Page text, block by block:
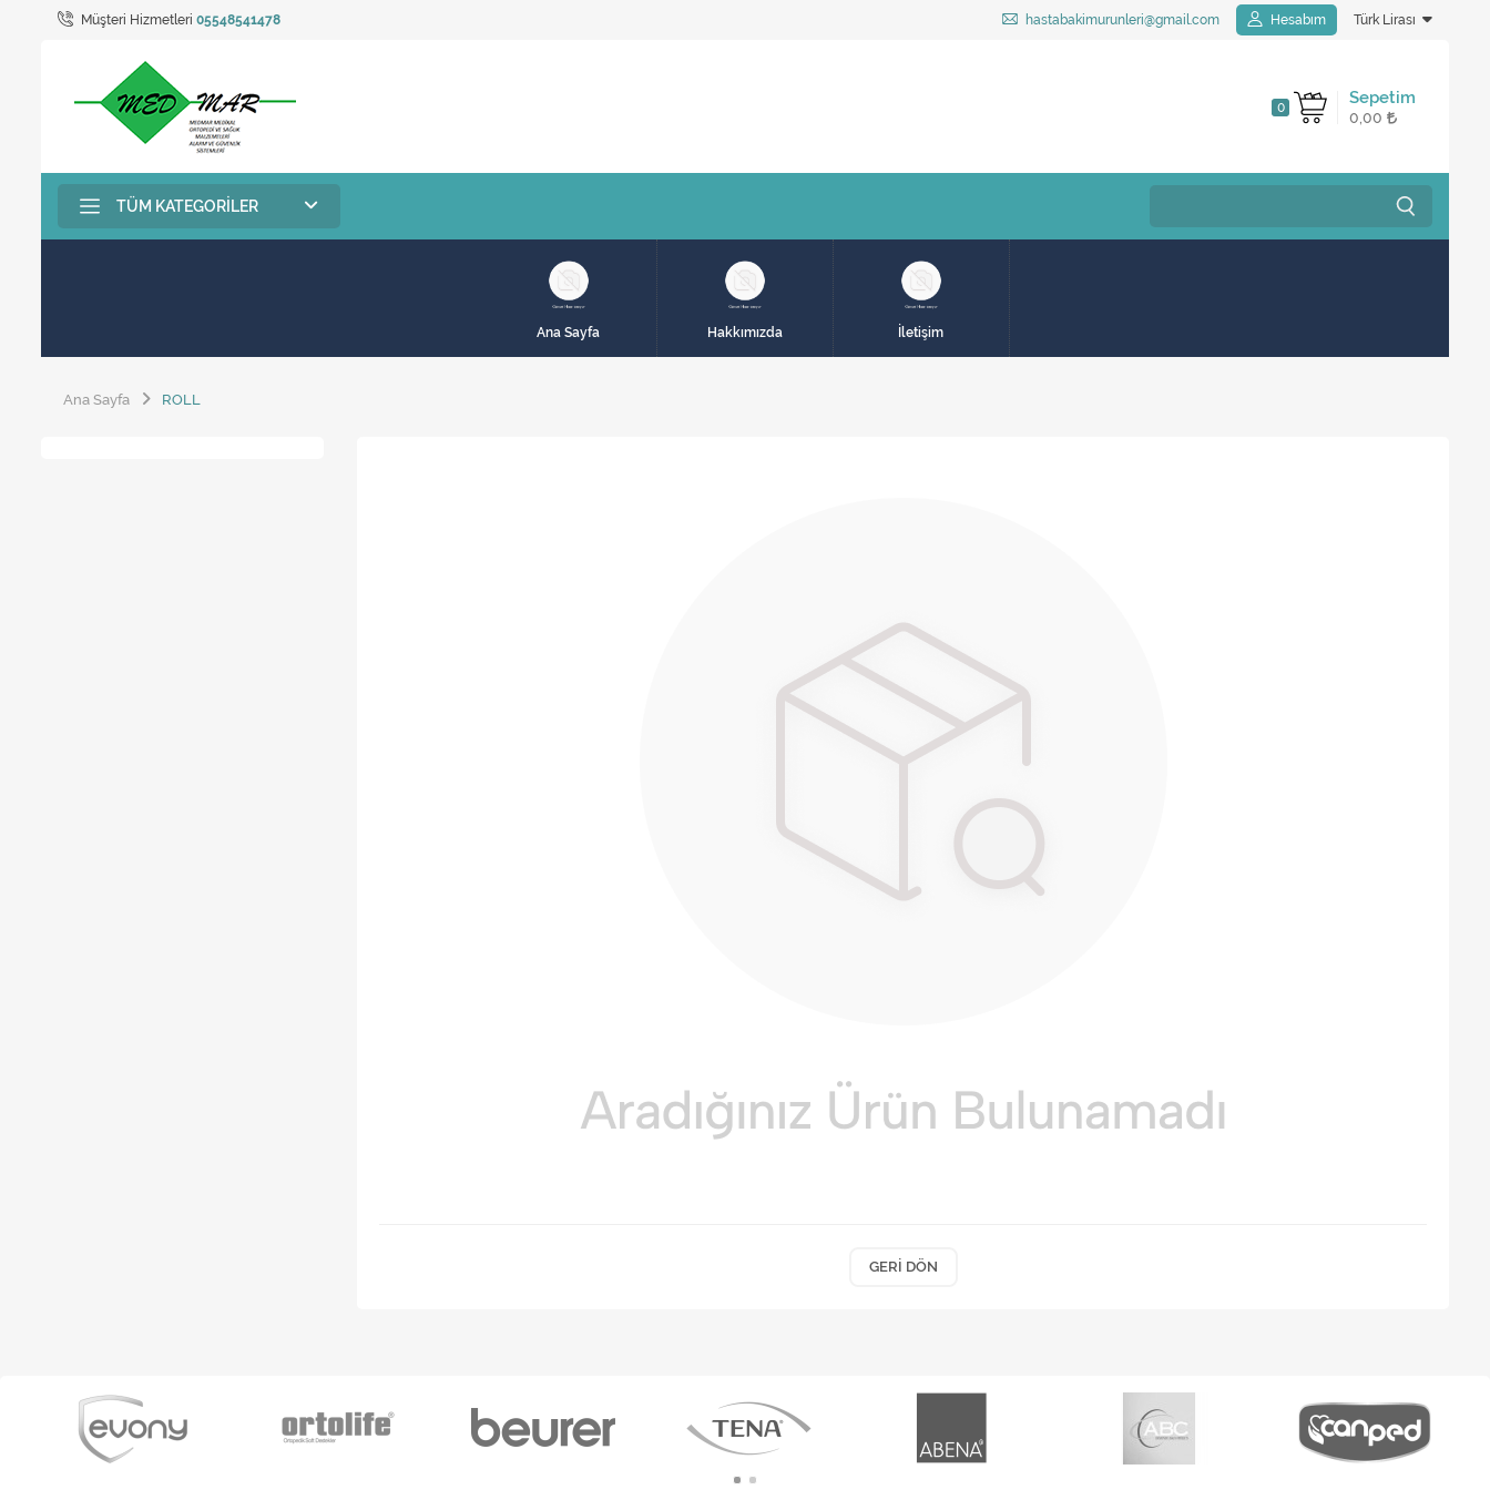
Müşteri Hizmetleri 05548541478 hastabakimurunleri@gmail.com Hesabım Türk Lirası
Sepetim
0
0,00
TÜM KATEGORILER
Ana Sayfa Hakkımızda İletişim
Ana Sayfa ROLL
GERI DÖN